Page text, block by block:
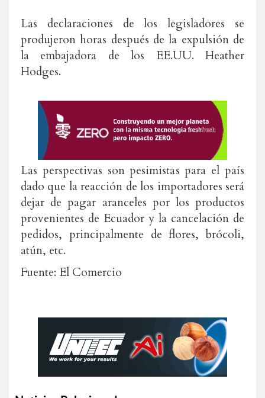
Las declaraciones de los legisladores se
produjeron horas después de la expulsión de
la embajadora de los EE.UU. Heather
Hodges.
Las perspectivas son pesimistas para el país
dado que la reacción de los importadores será
dejar de pagar aranceles por los productos
provenientes de Ecuador y la cancelación de
pedidos, principalmente de flores, brócoli,
atún, etc.
Fuente: El Comercio